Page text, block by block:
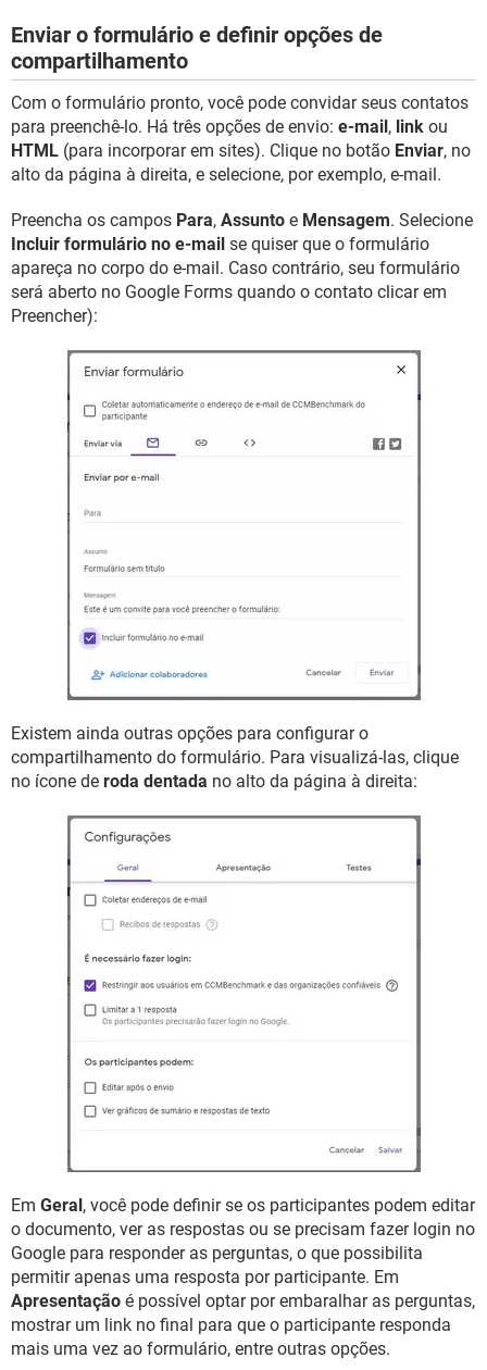
Enviar o formulário e definir opções de
compartilhamento
Com o formulário pronto, você pode convidar seus contatos
para preenchê-lo. Há três opções de envio: e-mail, link ou
HTML (para incorporar em sites). Clique no botão Enviar, no
alto da página à direita, e selecione, por exemplo, e-mail.
Preencha os campos Para, Assunto e Mensagem. Selecione
Incluir formulário no e-mail se quiser que o formulário
apareça no corpo do e-mail. Caso contrário, seu formulário
será aberto no Google Forms quando o contato clicar em
Preencher):
Existem ainda outras opções para configurar o
compartilhamento do formulário. Para visualizá-las, clique
no ícone de roda dentada no alto da página à direita:
Em Geral, você pode definir se os participantes podem editar
o documento, ver as respostas ou se precisam fazer login no
Google para responder as perguntas, o que possibilita
permitir apenas uma resposta por participante. Em
Apresentação é possível optar por embaralhar as perguntas,
mostrar um link no final para que o participante responda
mais uma vez ao formulário, entre outras opções.